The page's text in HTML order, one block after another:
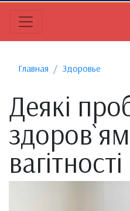
Главная Здоровье
Деякі
вагітності